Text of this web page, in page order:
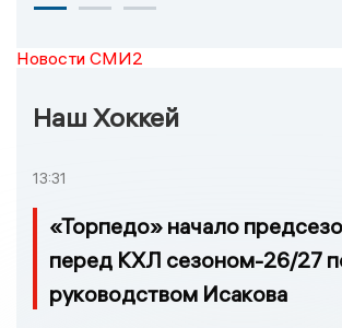
Новости СМИ2
Наш Хоккей
13:31
«Торпедо» начало
перед КХЛ сезоном-26/27
руководством Исакова